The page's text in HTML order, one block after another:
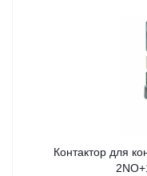
Контактор для